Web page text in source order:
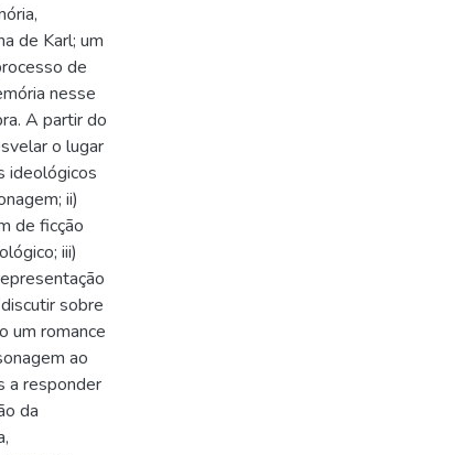
de Karl; um
de
nesse
A partir do
o lugar
ideológicos
ii)
de ficção
iii)
sobre
um romance
ao
a responder
da